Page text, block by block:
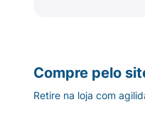
Compre pelo
Retire na loja com